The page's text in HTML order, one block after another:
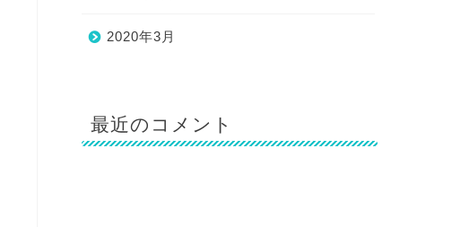
2020年3月
最近のコメント